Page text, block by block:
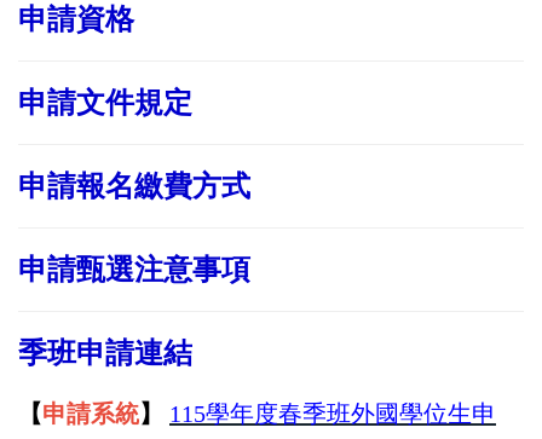
申請資格
申請文件規定
申請報名繳費方式
申請甄選注意事項
季班申請連結
【申請系統】
115學年度春季班外國學位生申